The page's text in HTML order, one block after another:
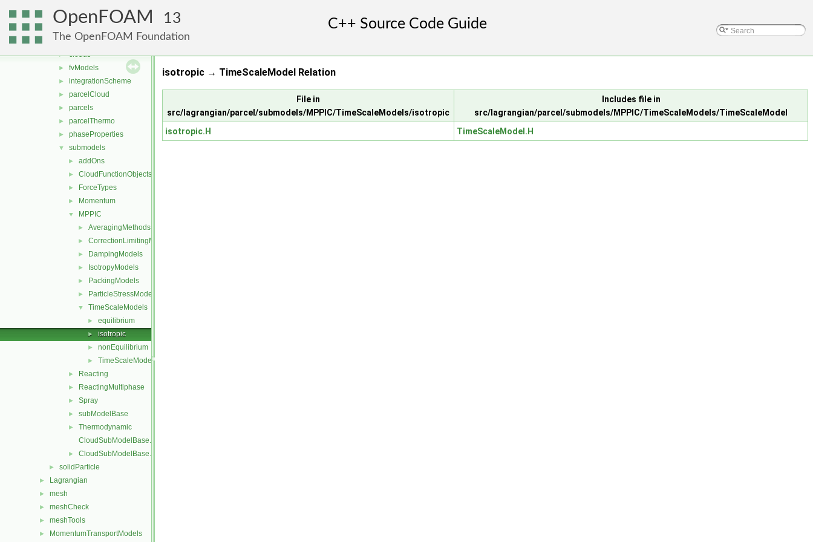
OpenFOAM 13
The OpenFOAM Foundation
► functionObjects
molecularDynamics
parcel
► clouds
► fvModels
► integrationScheme
► parcelCloud
► parcels
► parcelThermo
► phaseProperties
▼ submodels
► addOns
► CloudFunctionObjects
► ForceTypes
► Momentum
▼ MPPIC
► AveragingMethods
► CorrectionLimitingMethods
► DampingModels
► IsotropyModels
► PackingModels
► ParticleStressModels
▼ TimeScaleModels
► equilibrium
► isotropic
► nonEquilibrium
► TimeScaleModel
► Reacting
► ReactingMultiphase
► Spray
► subModelBase
►
Thermodynamic
CloudSubModelBase.C
► CloudSubModelBase.H
► solidParticle
► Lagrangian
► mesh
► meshCheck
► meshTools
► MomentumTransportModels
isotropic → TimeScaleModel Relation
File in
src/lagrangian/parcel/submodels/MPPIC/TimeScaleModels/isotropic
Includes file in
src/lagrangian/parcel/submodels/MPPIC/TimeScaleModels/TimeScaleModel
isotropic.H
TimeScaleModel.H